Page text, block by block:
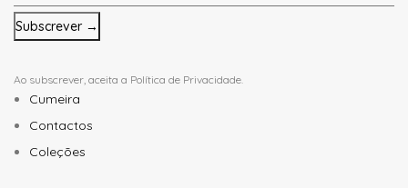
mail
*
Ao subscrever, aceita a Política de Privacidade.
Cumeira
Contactos
Coleções